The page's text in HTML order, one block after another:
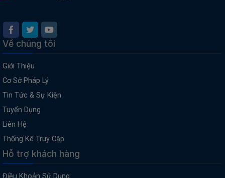
Về chúng tôi
Giới Thiệu
Cơ Sở Pháp Lý
Tin Tức & Sự Kiện
Tuyển Dụng
Liên Hệ
Thống Kê Truy Cập
Hỗ trợ khách hàng
Điều Khoản Sử Dụng